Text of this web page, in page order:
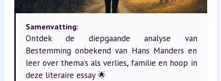
Samenvatting:
Ontdek de diepgaande analyse van
Bestemming onbekend van Hans Manders en
leer over thema’s als verlies, familie en hoop in
deze literaire essay 🌟